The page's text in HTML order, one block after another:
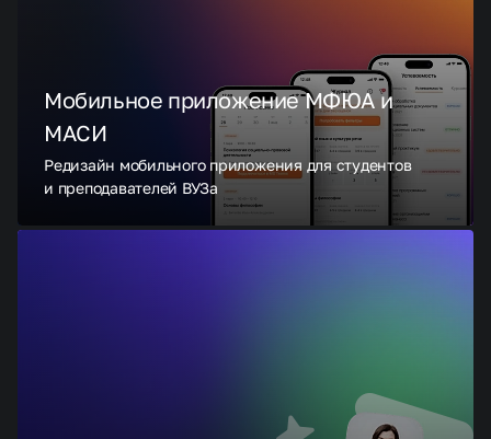
Мобильное приложение МФЮА и
МАСИ
Редизайн мобильного приложения для студентов
и преподавателей ВУЗа